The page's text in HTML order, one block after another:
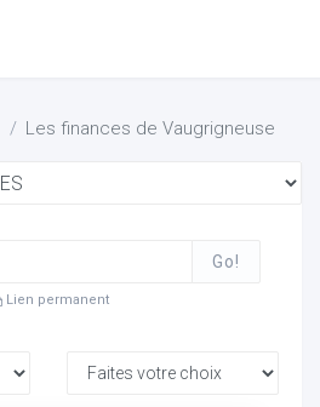
Les finances de Vaugrigneuse
Go!
Lien permanent